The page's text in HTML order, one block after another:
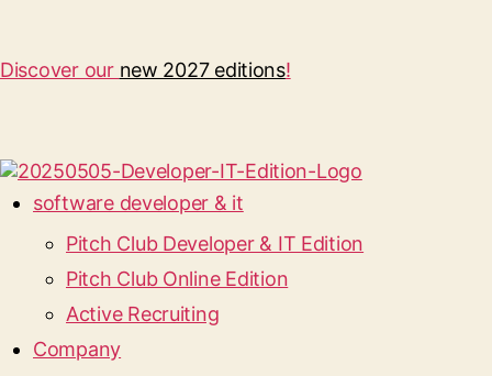
Discover our new 2027 editions!
software developer & it
Pitch Club Developer & IT Edition
Pitch Club Online Edition
Active Recruiting
Company